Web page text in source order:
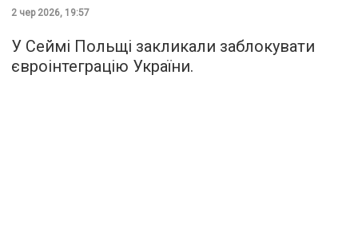
2 чер 2026, 19:57
У Сеймі Польщі закликали заблокувати
євроінтеграцію України.